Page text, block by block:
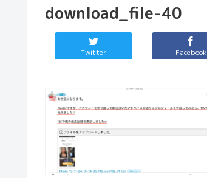
download_file-40
Twitter Facebook